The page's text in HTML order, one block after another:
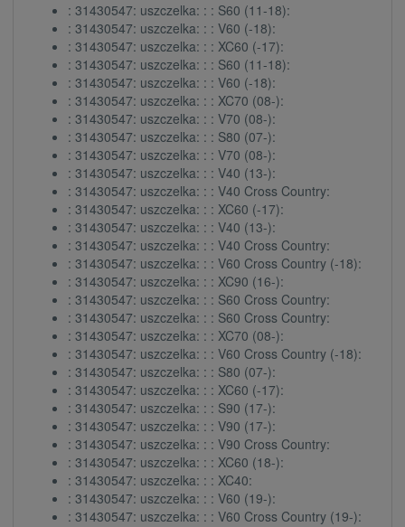
: 31430547: uszczelka: : : S60 (11-18):
: 31430547: uszczelka: : : V60 (-18):
: 31430547: uszczelka: : : XC60 (-17):
: 31430547: uszczelka: : : S60 (11-18):
: 31430547: uszczelka: : : V60 (-18):
: 31430547: uszczelka: : : XC70 (08-):
: 31430547: uszczelka: : : V70 (08-):
: 31430547: uszczelka: : : S80 (07-):
: 31430547: uszczelka: : : V70 (08-):
: 31430547: uszczelka: : : V40 (13-):
: 31430547: uszczelka: : : V40 Cross Country:
: 31430547: uszczelka: : : XC60 (-17):
: 31430547: uszczelka: : : V40 (13-):
: 31430547: uszczelka: : : V40 Cross Country:
: 31430547: uszczelka: : : V60 Cross Country (-18):
: 31430547: uszczelka: : : XC90 (16-):
: 31430547: uszczelka: : : S60 Cross Country:
: 31430547: uszczelka: : : S60 Cross Country:
: 31430547: uszczelka: : : XC70 (08-):
: 31430547: uszczelka: : : V60 Cross Country (-18):
: 31430547: uszczelka: : : S80 (07-):
: 31430547: uszczelka: : : XC60 (-17):
: 31430547: uszczelka: : : S90 (17-):
: 31430547: uszczelka: : : V90 (17-):
: 31430547: uszczelka: : : V90 Cross Country:
: 31430547: uszczelka: : : XC60 (18-):
: 31430547: uszczelka: : : XC40:
: 31430547: uszczelka: : : V60 (19-):
: 31430547: uszczelka: : : V60 Cross Country (19-):